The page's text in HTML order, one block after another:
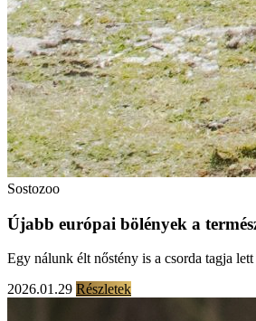
Sostozoo
Újabb európai bölények a
Egy nálunk élt nőstény is a csorda tagja lett
2026.01.29 Részletek